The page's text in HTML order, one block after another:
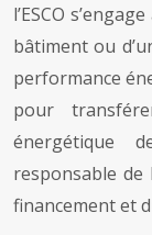
l’ESCO
bâtiment ou
performance
pour
énergétique
responsable
financement et